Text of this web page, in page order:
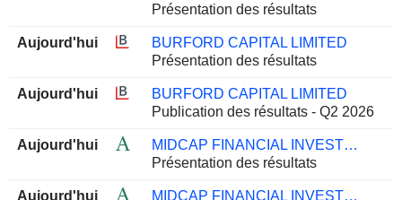
Présentation des résultats
Aujourd'hui
BURFORD CAPITAL LIMITED
Présentation des résultats
Aujourd'hui
BURFORD CAPITAL LIMITED
Publication des résultats - Q2 2026
Aujourd'hui
MIDCAP FINANCIAL INVESTMENT CORPORATION
Présentation des résultats
Aujourd'hui
MIDCAP FINANCIAL INVESTMENT CORPORATION